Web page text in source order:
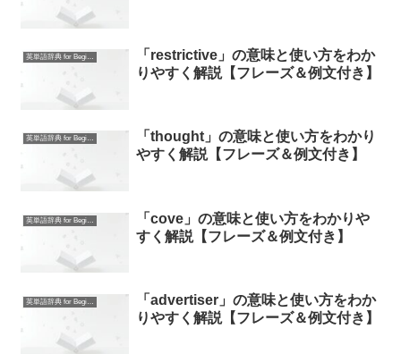
英単語辞典 for Beginners
「restrictive」の意味と使い方をわか
りやすく解説【フレーズ＆例文付き】
英単語辞典 for Beginners
「thought」の意味と使い方をわかり
やすく解説【フレーズ＆例文付き】
英単語辞典 for Beginners
「cove」の意味と使い方をわかりや
すく解説【フレーズ＆例文付き】
英単語辞典 for Beginners
「advertiser」の意味と使い方をわか
りやすく解説【フレーズ＆例文付き】